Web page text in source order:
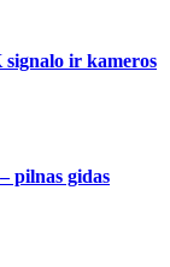
ir kameros
pilnas gidas